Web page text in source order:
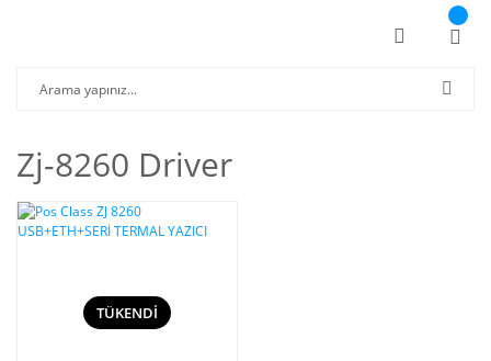
Zj-8260 Driver
TÜKENDİ